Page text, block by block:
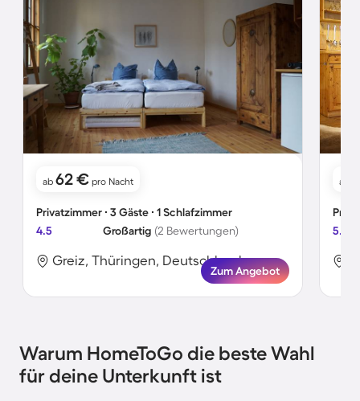
ab 62 € pro Nacht
Privatzimmer ∙ 3 Gäste ∙ 1 Schlafzimmer
4.5
Großartig (2 Bewertungen)
Greiz, Thüringen, Deutschland
Zum Angebot
ab
5.0
Warum HomeToGo die beste Wahl
für deine Unterkunft ist